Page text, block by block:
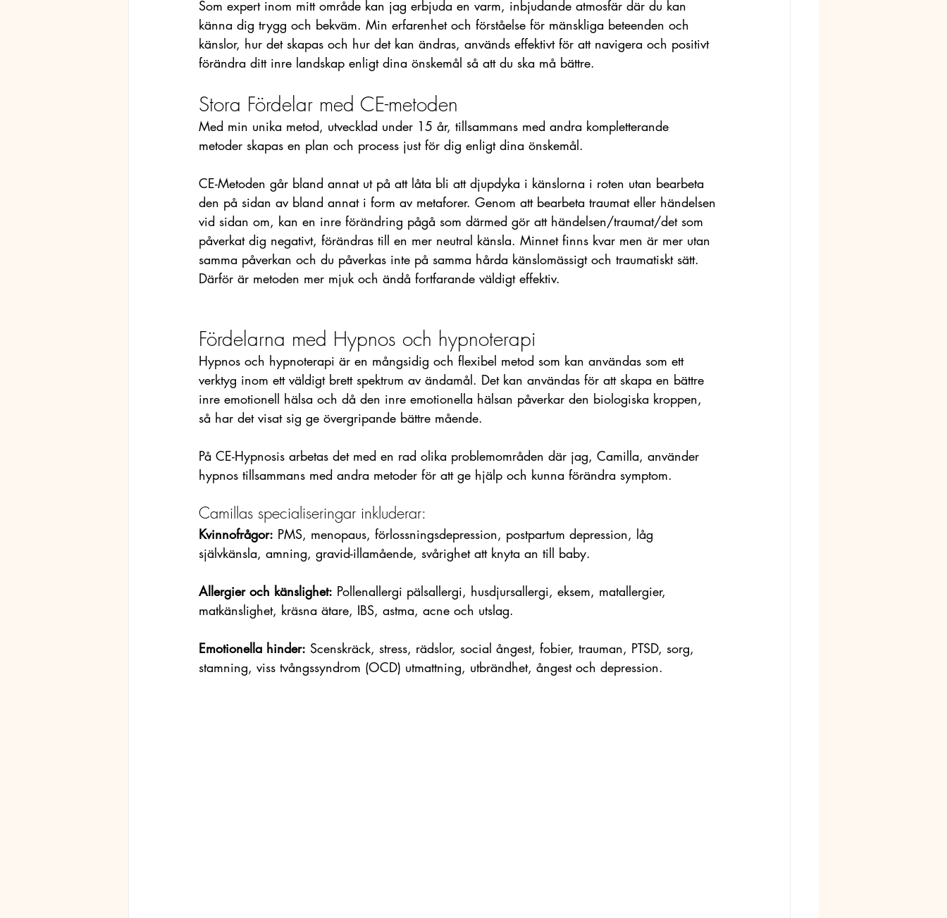
Som expert inom mitt område kan jag erbjuda en varm, inbjudande atmosfär där du kan
känna dig trygg och bekväm. Min erfarenhet och förståelse för mänskliga beteenden och
känslor, hur det skapas och hur det kan ändras, används effektivt för att navigera och positivt
förändra ditt inre landskap enligt dina önskemål så att du ska må bättre.
Stora Fördelar med CE-metoden
Med min unika metod, utvecklad under 15 år, tillsammans med andra kompletterande
metoder skapas en plan och process just för dig enligt dina önskemål.
CE-Metoden går bland annat ut på att låta bli att djupdyka i känslorna i roten utan bearbeta
den på sidan av bland annat i form av metaforer. Genom att bearbeta traumat eller händelsen
vid sidan om, kan en inre förändring pågå som därmed gör att händelsen/traumat/det som
påverkat dig negativt, förändras till en mer neutral känsla. Minnet finns kvar men är mer utan
samma påverkan och du påverkas inte på samma hårda känslomässigt och traumatiskt sätt.
Därför är metoden mer mjuk och ändå fortfarande väldigt effektiv.
Fördelarna med Hypnos och hypnoterapi
Hypnos och hypnoterapi är en mångsidig och flexibel metod som kan användas som ett
verktyg inom ett väldigt brett spektrum av ändamål. Det kan användas för att skapa en bättre
inre emotionell hälsa och då den inre emotionella hälsan påverkar den biologiska kroppen,
så har det visat sig ge övergripande bättre mående.
På CE-Hypnosis arbetas det med en rad olika problemområden där jag, Camilla, använder
hypnos tillsammans med andra metoder för att ge hjälp och kunna förändra symptom.
Camillas specialiseringar inkluderar:
Kvinnofrågor: PMS, menopaus, förlossningsdepression, postpartum depression, låg
självkänsla, amning, gravid-illamående, svårighet att knyta an till baby.
Allergier och känslighet: Pollenallergi pälsallergi, husdjursallergi, eksem, matallergier,
matkänslighet, kräsna ätare, IBS, astma, acne och utslag.
Emotionella hinder: Scenskräck, stress, rädslor, social ångest, fobier, trauman, PTSD, sorg,
stamning, viss tvångssyndrom (OCD) utmattning, utbrändhet, ångest och depression.